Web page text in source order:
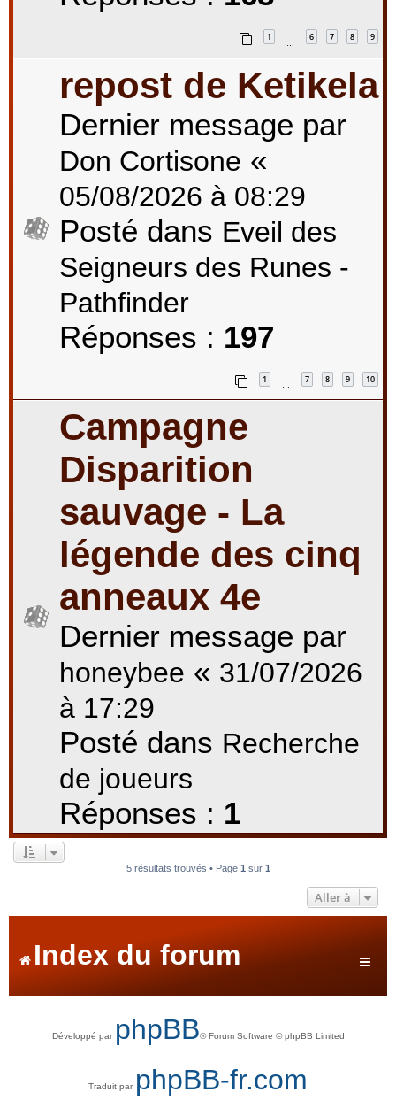
1 6 7 8 9
repost de Ketikela
Dernier message par
Don Cortisone «
05/08/2026 à 08:29
Posté dans Eveil des
Seigneurs des Runes -
Pathfinder
Réponses : 197
1
…
7 8 9 10
Campagne
Disparition
sauvage - La
légende des cinq
anneaux 4e
Dernier message par
honeybee « 31/07/2026
à 17:29
Posté dans Recherche
de joueurs
Réponses : 1
5 résultats trouvés • Page 1sur 1
Aller à
Index du forum
Développé par phpBB® Forum Software © phpBB Limited
Traduit par phpBB-fr.com